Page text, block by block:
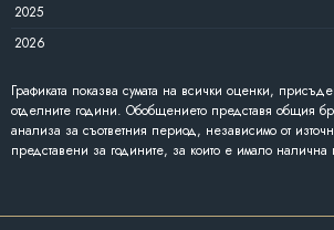
2025
2026
Графиката показва сумата на всички оценки,
отделните години. Обобщението представя общия
анализа за съответния период, независимо от
представени за годините, за които е имало